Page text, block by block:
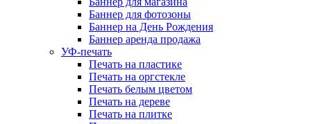
Баннер для фотозоны
Баннер на День Рождения
Баннер аренда продажа
УФ-печать
Печать на пластике
Печать на оргстекле
Печать белым цветом
Печать на дереве
Печать на плитке